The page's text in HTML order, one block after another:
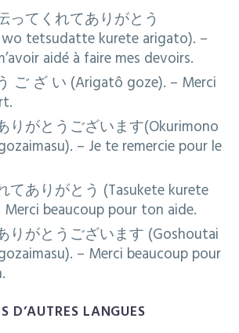
ってくれてありがとう
wo tetsudatte kurete arigato). –
aidé à faire mes devoirs.
ご ざ い (Arigatô goze). – Merci
りがとうございます(Okurimono
– Je te remercie pour le
てありがとう (Tasukete kurete
beaucoup pour ton aide.
りがとうございます (Goshoutai
). – Merci beaucoup pour
D’AUTRES LANGUES